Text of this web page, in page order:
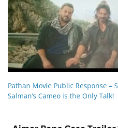
Pathan Movie Public Response –
Salman’s Cameo is the Only Talk!